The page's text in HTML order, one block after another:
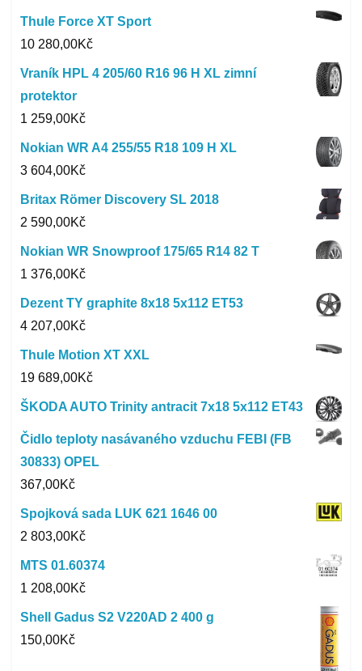
Thule Force XT Sport
10 280,00Kč
Vraník HPL 4 205/60 R16 96 H XL zimní
protektor
1 259,00Kč
Nokian WR A4 255/55 R18 109 H XL
3 604,00Kč
Britax Römer Discovery SL 2018
2 590,00Kč
Nokian WR Snowproof 175/65 R14 82 T
1 376,00Kč
Dezent TY graphite 8x18 5x112 ET53
4 207,00Kč
Thule Motion XT XXL
19 689,00Kč
ŠKODA AUTO Trinity antracit 7x18 5x112 ET43
Čidlo teploty nasávaného vzduchu FEBI (FB
30833) OPEL
367,00Kč
Spojková sada LUK 621 1646 00
2 803,00Kč
MTS 01.60374
1 208,00Kč
Shell Gadus S2 V220AD 2 400 g
150,00Kč